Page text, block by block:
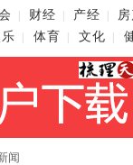
财经 产经
体育 文化
闻